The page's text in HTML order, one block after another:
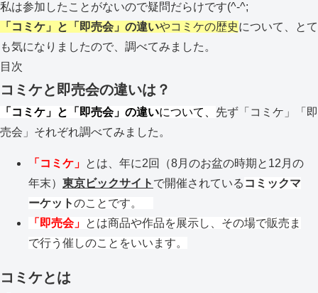
私は参加したことがないので疑問だらけです(^-^;
「コミケ」と「即売会」の違いやコミケの歴史について、とて
も気になりましたので、調べてみました。
目次
コミケと即売会の違いは？
「コミケ」と「即売会」の違いについて、 先ず「コミケ」「即
売会」それぞれ調べてみました。
「コミケ」 とは、年に2回（8月のお盆の時期と12月の
年末） 東京ビックサイト で開催されている コミックマ
ーケットのことです。
「即売会」 とは商品や作品を展示し、その場で販売ま
で行う催しのことをいいます。
コミケとは